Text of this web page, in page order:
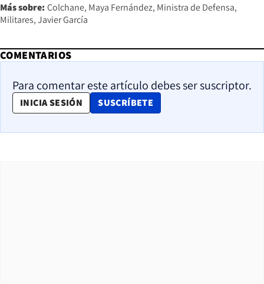
Más sobre: Colchane Maya Fernández Ministra de Defensa
Militares Javier García
COMENTARIOS
Para comentar este artículo debes ser suscriptor.
INICIA SESIÓN SUSCRÍBETE
OPENS IN NEW WINDOW